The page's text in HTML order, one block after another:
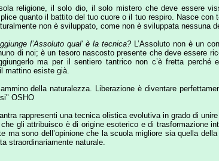
crescita si sviluppano una serie di corazze e maschere che ci
la nostra parte legata alla spensieratezza. Il Bambino
amato e sentirsi più di ogni altra cosa al sicuro. Crescendo
soffriamo e non ci amiamo perchè siamo convinti di essere stati
Se abbiamo avuto un'infanzia difficile da adulti continuiamo a
che nessuno ci capisca, c'è lacerazione tra il corpo e
A volte diventiamo giocosi e simpatici ma chiediamoci se
di noi stessi che vuole essere riconosciuta, nutrita, accudita
che nelle fiabe hanno i contorni della casa in cui nostro
una rinascita alle condizioni originarie grazie all'afflusso di
nei confronti del mondo. Secondo la filosofia junghiana, è il